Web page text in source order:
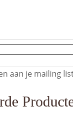
aan je mailing